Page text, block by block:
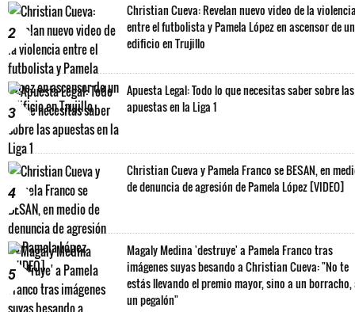
2
Christian Cueva: Revelan nuevo video de la
entre el futbolista y Pamela López en ascensor de un
edificio en Trujillo
3
Apuesta Legal: Todo lo que necesitas saber sobre las
apuestas en la Liga 1
4
Christian Cueva y Pamela Franco se BESAN, en
de denuncia de agresión de Pamela López [VIDEO]
5
Magaly Medina 'destruye' a Pamela Franco tras
imágenes suyas besando a Christian Cueva: "No te
estás llevando el premio mayor, sino a un borracho,
un pegalón"